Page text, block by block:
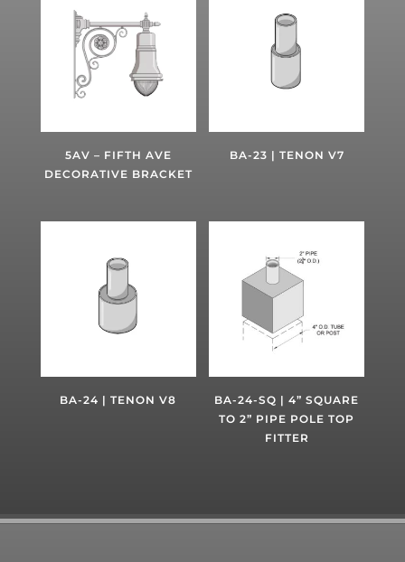
5AV – FIFTH AVE
DECORATIVE BRACKET
BA-23 | TENON V7
BA-24 | TENON V8
BA-24-SQ | 4” SQUARE
TO 2” PIPE POLE TOP
FITTER